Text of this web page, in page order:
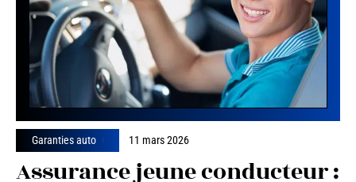
Garanties auto 11 mars 2026
Assurance jeune conducteur :